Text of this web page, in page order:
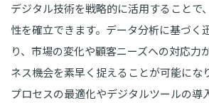
デジタル技術を戦略的に活用することで
性を確立できます。データ分析に基づく
り、市場の変化や顧客ニーズへの対応力
ネス機会を素早く捉えることが可能にな
プロセスの最適化やデジタルツールの導